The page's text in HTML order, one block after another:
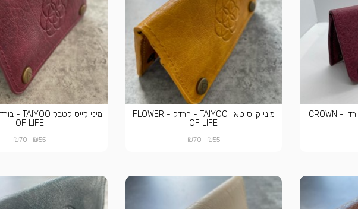
מיני קייס טאיו TAIYOO - חרדל - FLOWER
OF LIFE
₪55
₪70
OF LIFE
₪55
₪70